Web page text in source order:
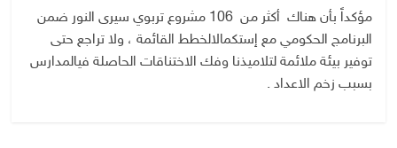
مؤكداً بأن هناك أكثر من 106 مشروع تربوي سيرى النور ضمن
البرنامج الحكومي مع إستكمالالخطط القائمة ، ولا تراجع حتى
توفير بيئة ملائمة لتلاميذنا وفك الاختناقات الحاصلة فيالمدارس
بسبب زخم الاعداد .